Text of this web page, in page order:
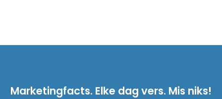
Marketingfacts. Elke dag vers. Mis niks!